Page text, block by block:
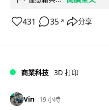
431 35 ↗ 分享
商業科技 3D 打印
Vin 19 小時